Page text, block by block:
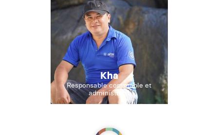
Kha
Responsable comptable et
administratif